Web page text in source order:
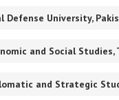
Defense University,
and Social Studies,
and Strategic